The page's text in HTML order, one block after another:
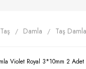
Taş Damla Taş